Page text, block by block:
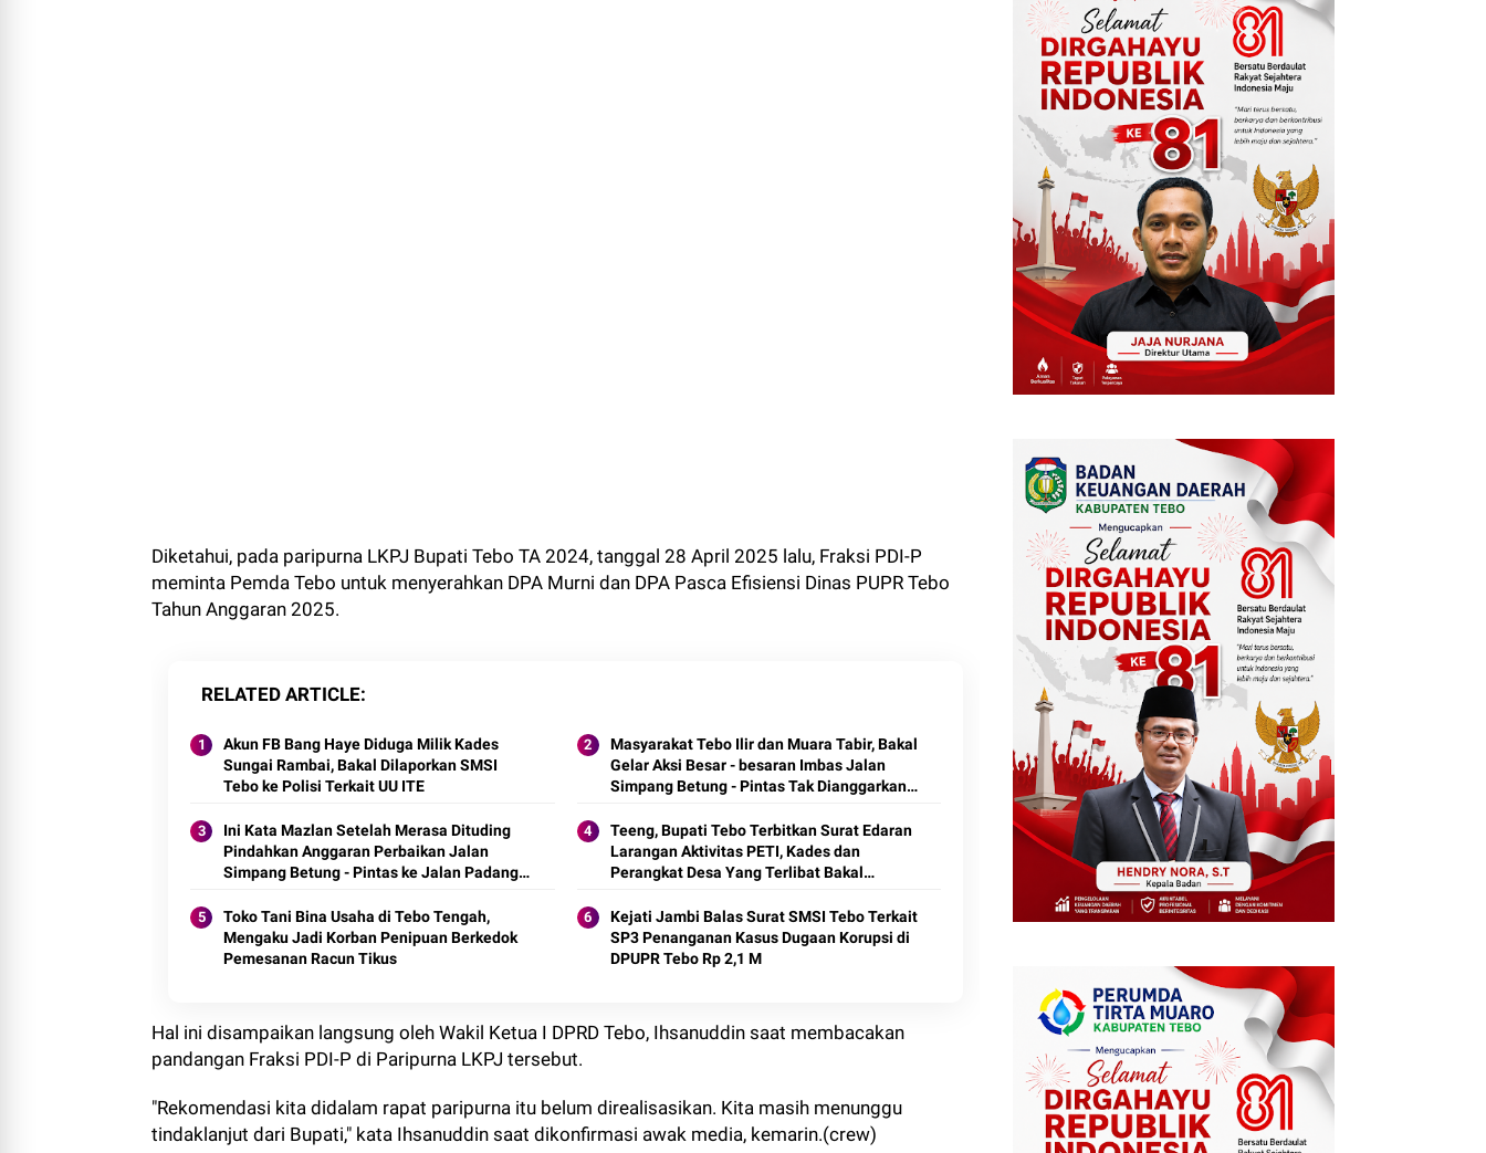
Diketahui, pada paripurna LKPJ Bupati Tebo TA 2024, tanggal 28 April 2025 lalu, Fraksi PDI-P
meminta Pemda Tebo untuk menyerahkan DPA Murni dan DPA Pasca Efisiensi Dinas PUPR Tebo
Tahun Anggaran 2025.
RELATED ARTICLE
Akun FB Bang Haye Diduga Milik Kades
Sungai Rambai, Bakal Dilaporkan SMSI
Tebo ke Polisi Terkait UU ITE
Masyarakat Tebo Ilir dan Muara Tabir, Bakal
Gelar Aksi Besar - besaran Imbas Jalan
Simpang Betung - Pintas Tak Dianggarkan
Ini Kata Mazlan Setelah Merasa Dituding
Pindahkan Anggaran Perbaikan Jalan
Simpang Betung - Pintas ke Jalan Padang
Teeng, Bupati Tebo Terbitkan Surat Edaran
Larangan Aktivitas PETI, Kades dan
Perangkat Desa Yang Terlibat Bakal
Toko Tani Bina Usaha di Tebo Tengah,
Mengaku Jadi Korban Penipuan Berkedok
Pemesanan Racun Tikus
Kejati Jambi Balas Surat SMSI Tebo Terkait
SP3 Penanganan Kasus Dugaan Korupsi di
DPUPR Tebo Rp 2,1 M
Hal ini disampaikan langsung oleh Wakil Ketua I DPRD Tebo, Ihsanuddin saat membacakan
pandangan Fraksi PDI-P di Paripurna LKPJ tersebut.
"Rekomendasi kita didalam rapat paripurna itu belum direalisasikan. Kita masih menunggu
tindaklanjut dari Bupati," kata Ihsanuddin saat dikonfirmasi awak media, kemarin.(crew)